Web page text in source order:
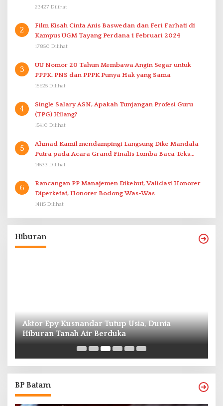
23427 Dilihat
2
Film Kisah Cinta Anis Baswedan dan Feri Farhati di
Kampus UGM Tayang Perdana 1 Februari 2024
17850 Dilihat
3
UU Nomor 20 Tahun Membawa Angin Segar untuk
PPPK. PNS dan PPPK Punya Hak yang Sama
15625 Dilihat
4
Single Salary ASN, Apakah Tunjangan Profesi Guru
(TPG) Hilang?
15410 Dilihat
5
Ahmad Kamil mendampingi Langsung Dike Mandala
Putra pada Acara Grand Finalis Lomba Baca Teks
Proklamasi Mirip Bung Karno di Bali
14533 Dilihat
6
Rancangan PP Manajemen Dikebut, Validasi Honorer
Diperketat, Honorer Bodong Was-Was
14115 Dilihat
Hiburan
Aktor Epy Kusnandar Tutup Usia, Dunia
Hiburan Tanah Air Berduka
BP Batam